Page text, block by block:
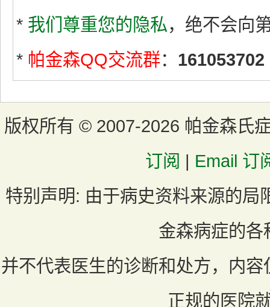
* 我们尊重您的隐私，绝不会向
* 帕金森QQ交流群： 161053702
版权所有 © 2007-2026 帕金森氏
订阅 | Email 订
特别声明: 由于病史资料来源的局
金森病症的各
并不代表医生的诊断和处方，内
正规的医院